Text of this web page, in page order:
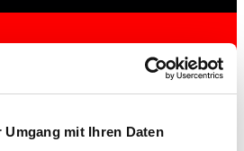
mit Ihren Daten